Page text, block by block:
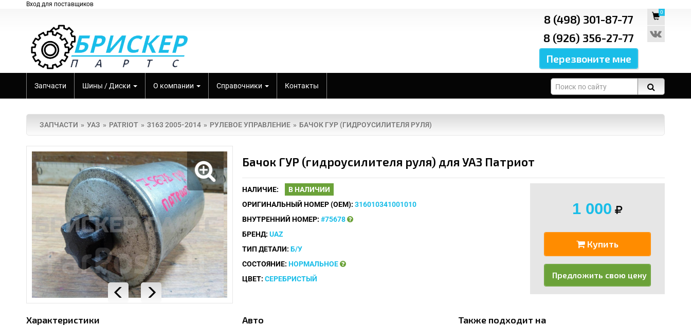
Вход для поставщиков
8 (498) 301-87-77
8 (926) 356-27-77
0
Запчасти Шины / Диски О компании Справочники Контакты
ЗАПЧАСТИ УАЗ PATRIOT 3163 2005-2014 РУЛЕВОЕ УПРАВЛЕНИЕ БАЧОК ГУР (ГИДРОУСИЛИТЕЛЯ РУЛЯ)
Бачок ГУР (гидроусилителя руля) для УАЗ Патриот
НАЛИЧИЕ:
В НАЛИЧИИ
ОРИГИНАЛЬНЫЙ НОМЕР (OEM): 316010341001010
ВНУТРЕННИЙ НОМЕР: #75678
БРЕНД: UAZ
ТИП ДЕТАЛИ: Б/У
СОСТОЯНИЕ: НОРМАЛЬНОЕ
ЦВЕТ: СЕРЕБРИСТЫЙ
1 000
Купить
Предложить свою цену
Характеристики Авто Также подходит на